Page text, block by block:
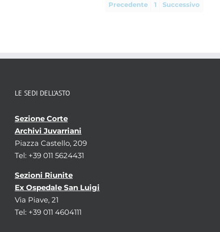
Precedente 1 Successivo
LE SEDI DELL’ASTO
Sezione Corte
Archivi Juvarriani
Piazza Castello, 209
Tel: +39 011 5624431
Sezioni Riunite
Ex Ospedale San Luigi
Via Piave, 21
Tel: +39 011 4604111